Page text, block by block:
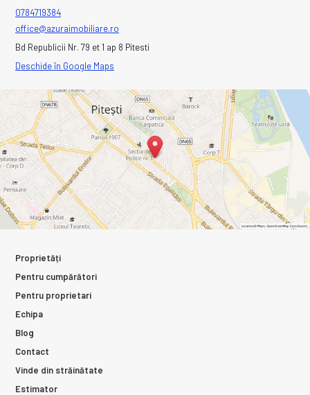
0784719384
office@azuraimobiliare.ro
Bd Republicii Nr. 79 et 1 ap 8 Pitesti
Deschide în Google Maps
Proprietăți
Pentru cumpărători
Pentru proprietari
Echipa
Blog
Contact
Vinde din străinătate
Estimator